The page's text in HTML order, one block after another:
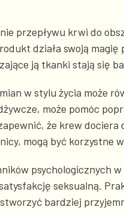
przepływu krwi do
działa swoją
ją tkanki stają się
w stylu życia może
może pomóc
że krew
mogą być
psychologicznych
seksualną.
bardziej